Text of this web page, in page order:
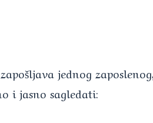
jednog
i jasno sagledati: